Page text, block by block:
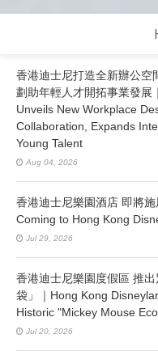
香港迪士尼打造全新辦公
劃助年輕人才開拓事業發
Unveils New Workplace
Collaboration, Expands
Young Talent
Aug 04, 2026
香港迪士尼樂園酒店 即將
Coming to Hong Kong
Jul 29, 2026
香港迪士尼樂園度假區 推
袋」｜Hong Kong
Historic "Mickey Mouse
Jul 20, 2026